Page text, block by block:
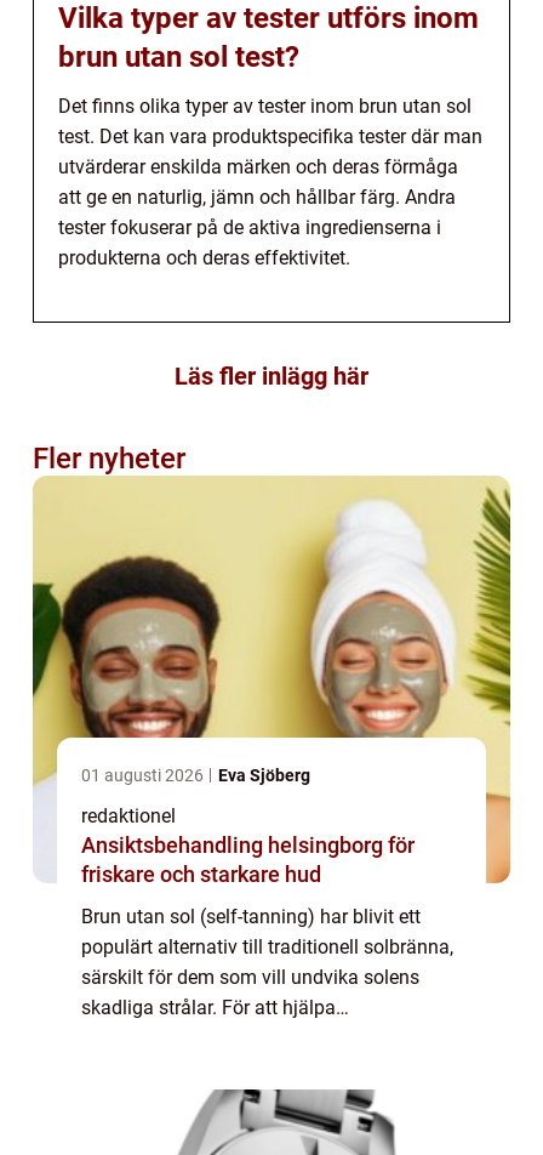
Vilka typer av tester utförs inom
brun utan sol test?
Det finns olika typer av tester inom brun utan sol
test. Det kan vara produktspecifika tester där man
utvärderar enskilda märken och deras förmåga
att ge en naturlig, jämn och hållbar färg. Andra
tester fokuserar på de aktiva ingredienserna i
produkterna och deras effektivitet.
Läs fler inlägg här
Fler nyheter
01 augusti 2026 Eva Sjöberg
redaktionel
Ansiktsbehandling helsingborg för
friskare och starkare hud
Brun utan sol (self-tanning) har blivit ett
populärt alternativ till traditionell solbränna,
särskilt för dem som vill undvika solens
skadliga strålar. För att hjälpa